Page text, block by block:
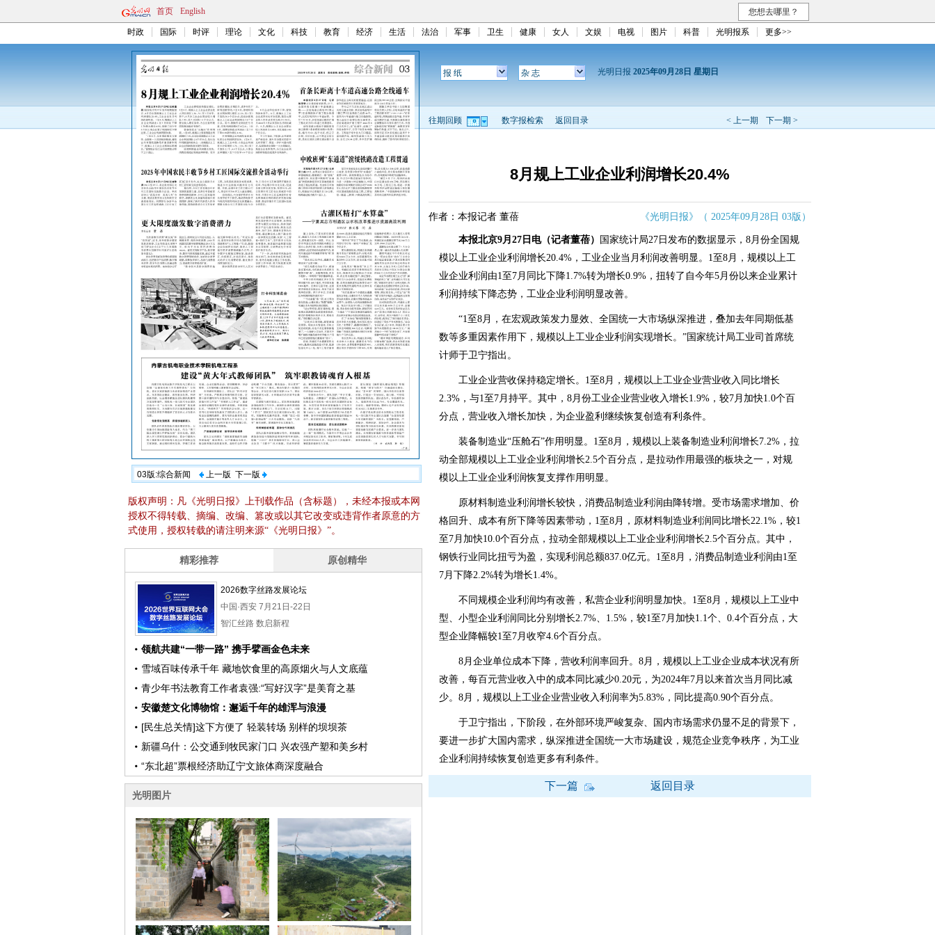
首页 English 您想去哪里？
时政 国际 时评 理论 文化 科技 教育 经济 生活 法治 军事 卫生 健康 女人 文娱 电视 图片 科普 光明报系 更多>>
03版:综合新闻 上一版 下一版
版权声明：凡《光明日报》上刊载作品（含标题），未经本报或本网
授权不得转载、摘编、改编、篡改或以其它改变或违背作者原意的方
式使用，授权转载的请注明来源“《光明日报》”。
报 纸 杂 志 光明日报 2025年09月28日 星期日
< 上一期 下一期 >
往期回顾 数字报检索 返回目录
8月规上工业企业利润增长20.4%
作者：本报记者 董蓓 《光明日报》（ 2025年09月28日 03版）
本报北京9月27日电（记者董蓓）
国家统计局27日发布的数据显示，8月份全国规
模以上工业企业利润增长20.4%，工业企业当月利润改善明显。1至8月，规模以上工
业企业利润由1至7月同比下降1.7%转为增长0.9%，扭转了自今年5月份以来企业累计
利润持续下降态势，工业企业利润明显改善。
“1至8月，在宏观政策发力显效、全国统一大市场纵深推进，叠加去年同期低基
数等多重因素作用下，规模以上工业企业利润实现增长。”国家统计局工业司首席统
计师于卫宁指出。
工业企业营收保持稳定增长。1至8月，规模以上工业企业营业收入同比增长
2.3%，与1至7月持平。其中，8月份工业企业营业收入增长1.9%，较7月加快1.0个百
分点，营业收入增长加快，为企业盈利继续恢复创造有利条件。
装备制造业“压舱石”作用明显。1至8月，规模以上装备制造业利润增长7.2%，拉
动全部规模以上工业企业利润增长2.5个百分点，是拉动作用最强的板块之一，对规
模以上工业企业利润恢复支撑作用明显。
原材料制造业利润增长较快，消费品制造业利润由降转增。受市场需求增加、价
格回升、成本有所下降等因素带动，1至8月，原材料制造业利润同比增长22.1%，较1
至7月加快10.0个百分点，拉动全部规模以上工业企业利润增长2.5个百分点。其中，
钢铁行业同比扭亏为盈，实现利润总额837.0亿元。1至8月，消费品制造业利润由1至
7月下降2.2%转为增长1.4%。
不同规模企业利润均有改善，私营企业利润明显加快。1至8月，规模以上工业中
型、小型企业利润同比分别增长2.7%、1.5%，较1至7月加快1.1个、0.4个百分点，大
型企业降幅较1至7月收窄4.6个百分点。
8月企业单位成本下降，营收利润率回升。8月，规模以上工业企业成本状况有所
改善，每百元营业收入中的成本同比减少0.20元，为2024年7月以来首次当月同比减
少。8月，规模以上工业企业营业收入利润率为5.83%，同比提高0.90个百分点。
于卫宁指出，下阶段，在外部环境严峻复杂、国内市场需求仍显不足的背景下，
要进一步扩大国内需求，纵深推进全国统一大市场建设，规范企业竞争秩序，为工业
企业利润持续恢复创造更多有利条件。
下一篇 返回目录